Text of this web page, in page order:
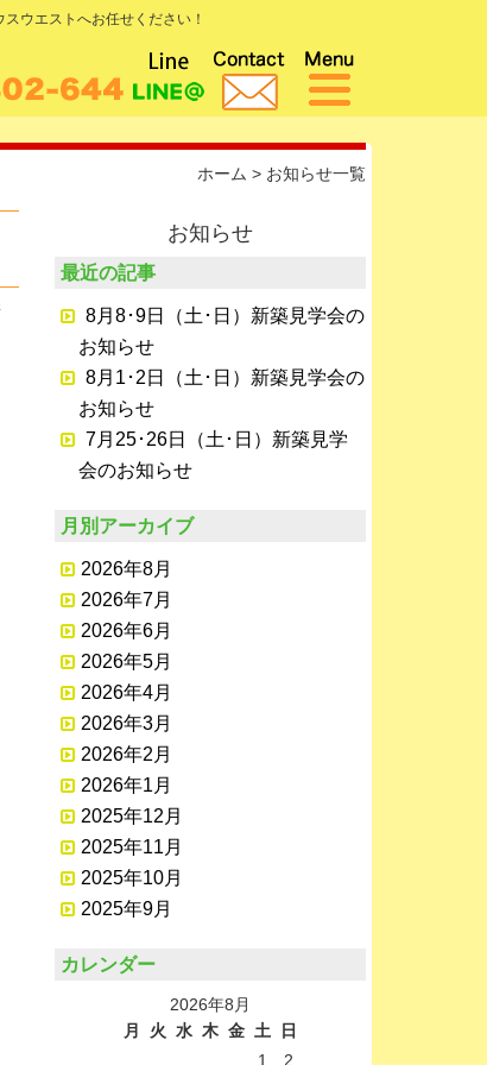
ウエストへお任せください！
ホーム > お知らせ一覧
お知らせ
最近の記事
8月8･9日（土･日）新築見学会の
お知らせ
8月1･2日（土･日）新築見学会の
お知らせ
7月25･26日（土･日）新築見学
会のお知らせ
月別アーカイブ
2026年8月
2026年7月
2026年6月
2026年5月
2026年4月
2026年3月
2026年2月
2026年1月
2025年12月
2025年11月
2025年10月
2025年9月
カレンダー
2026年8月
月
火 水 木 金 土
日
1
2